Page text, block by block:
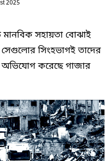
2025
মানবিক সহায়তা বোঝাই
সেগুলোর সিংহভাগই তাদের
অভিযোগ করেছে গাজার